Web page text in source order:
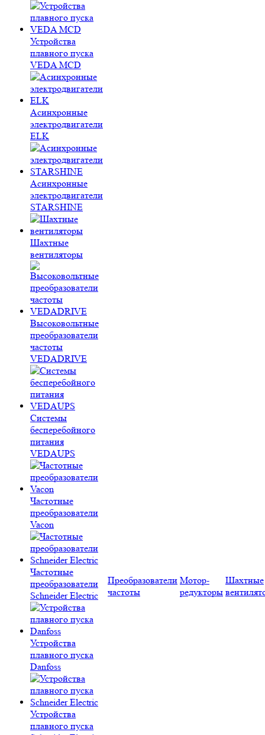
Устройства
плавного пуска
VEDA MCD
Асинхронные
электродвигатели
ELK
Асинхронные
электродвигатели
STARSHINE
Шахтные
вентиляторы
Высоковольтные
преобразователи
частоты
VEDADRIVE
Системы
бесперебойного
питания
VEDAUPS
Частотные
преобразователи
Vacon
Частотные
преобразователи
Schneider Electric
Устройства
плавного пуска
Danfoss
Устройства
плавного пуска
Преобразователи
частоты
Мотор-
редукторы
Шахтные